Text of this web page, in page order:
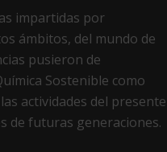
impartidas por
ámbitos, del mundo de
pusieron de
Sostenible como
actividades del presente
de futuras generaciones.